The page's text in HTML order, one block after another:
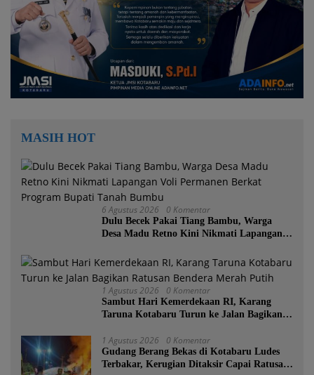
MASIH HOT
6 Agustus 2026 0 Komentar
Dulu Becek Pakai Tiang Bambu, Warga
Desa Madu Retno Kini Nikmati Lapangan
Tanah Bumbu
1 Agustus 2026 0 Komentar
Sambut Hari Kemerdekaan RI, Karang
Taruna Kotabaru Turun ke Jalan Bagikan
1 Agustus 2026 0 Komentar
Gudang Berang Bekas di Kotabaru Ludes
Terbakar, Kerugian Ditaksir Capai Ratusan